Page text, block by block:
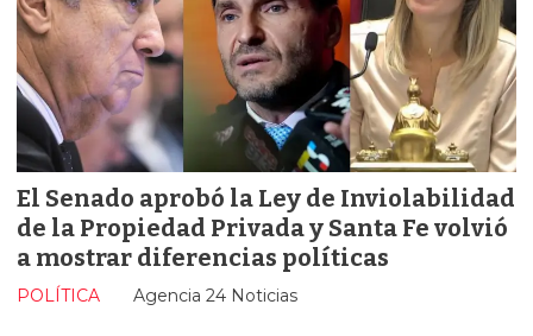
El Senado aprobó la Ley de Inviolabilidad
de la Propiedad Privada y Santa Fe volvió
a mostrar diferencias políticas
Agencia 24 Noticias
POLÍTICA